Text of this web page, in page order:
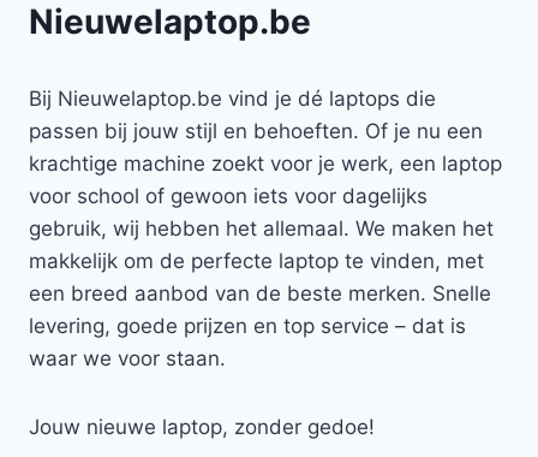
Nieuwelaptop.be
Bij Nieuwelaptop.be vind je dé laptops die
passen bij jouw stijl en behoeften. Of je nu een
krachtige machine zoekt voor je werk, een laptop
voor school of gewoon iets voor dagelijks
gebruik, wij hebben het allemaal. We maken het
makkelijk om de perfecte laptop te vinden, met
een breed aanbod van de beste merken. Snelle
levering, goede prijzen en top service – dat is
waar we voor staan.
Jouw nieuwe laptop, zonder gedoe!